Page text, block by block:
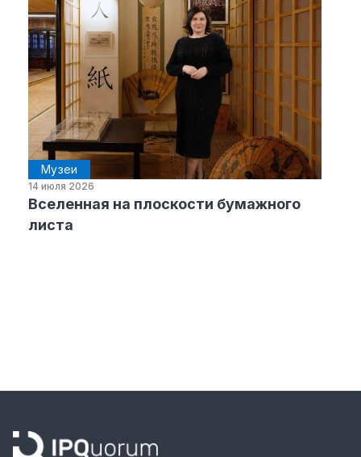
Музеи
14 июля 2026
Вселенная на плоскости бумажного
листа